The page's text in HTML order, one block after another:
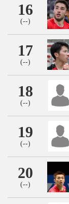
16
(--)
17
(--)
18
(--)
19
(--)
20
(--)